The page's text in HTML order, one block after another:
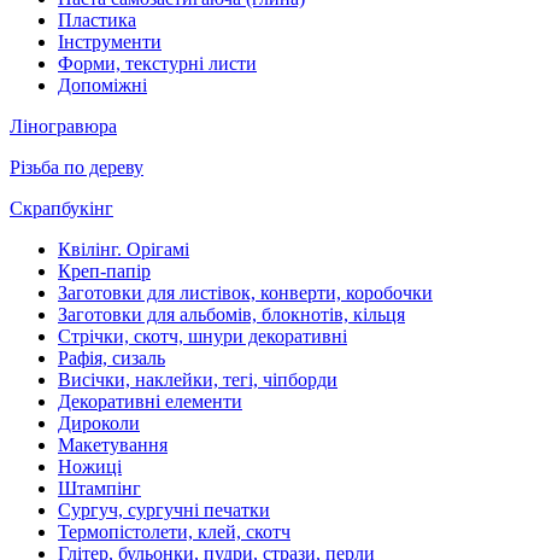
Пластика
Інструменти
Форми, текстурні листи
Допоміжні
Ліногравюра
Різьба по дереву
Скрапбукінг
Квілінг. Орігамі
Креп-папір
Заготовки для листівок, конверти, коробочки
Заготовки для альбомів, блокнотів, кільця
Стрічки, скотч, шнури декоративні
Рафія, сизаль
Висічки, наклейки, тегі, чіпборди
Декоративні елементи
Дироколи
Макетування
Ножиці
Штампінг
Сургуч, сургучні печатки
Термопістолети, клей, скотч
Глітер, бульонки, пудри, стрази, перли